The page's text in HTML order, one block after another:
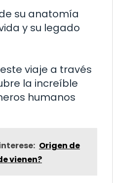
su anatomía
y su legado
viaje a través
la increíble
humanos
Origen de
vienen?